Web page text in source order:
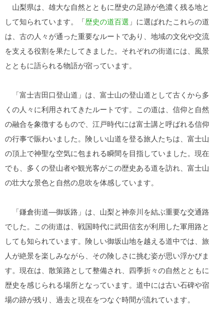
山梨県は、雄大な自然とともに歴史の足跡が色濃く残る地と
して知られています。「歴史の道百選 」に選ばれたこれらの道
は、古の人々が通った重要なルートであり、地域の文化や交流
を支える役割を果たしてきました。それぞれの街道には、風景
とともに語られる物語が宿っています。
「富士吉田口登山道」は、富士山の登山道として古くから多
くの人々に利用されてきたルートです。この道は、信仰と自然
の融合を象徴するもので、江戸時代には富士講と呼ばれる信仰
の行事で賑わいました。険しい山道を登る旅人たちは、富士山
の頂上で神聖な空気に包まれる瞬間を目指していました。現在
でも、多くの登山者や観光客がこの歴史ある道を訪れ、富士山
の壮大な景色と自然の息吹を体感しています。
「鎌倉街道―御坂路」は、山梨と神奈川を結ぶ重要な交通路
でした。この街道は、戦国時代に武田信玄が利用した軍用路と
しても知られています。険しい御坂山地を越える道中では、旅
人が絶景を楽しみながら、その険しさに挑む姿が思い浮かびま
す。現在は、散策路として整備され、四季折々の自然とともに
歴史を感じられる場所となっています。道中には古い石碑や宿
場の跡が残り、過去と現在をつなぐ時間が流れています。